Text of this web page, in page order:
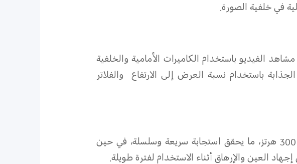
في خلفية الصورة.
الفيديو باستخدام الكاميرات الأمامية والخلفية
باستخدام نسبة العرض إلى الارتفاع والفلاتر
120هرتز مع معدل أخذ عينات باللمس 300 هرتز، ما يحقق استجابة سريعة وسلسلة، في حين